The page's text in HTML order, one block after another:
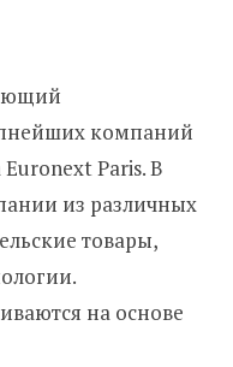
компаний
Paris. В
из различных
товары,
на основе